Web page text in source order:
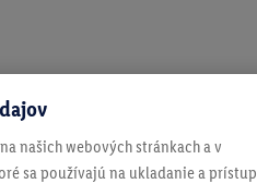
našich webových stránkach a v
sa používajú na ukladanie a prístup